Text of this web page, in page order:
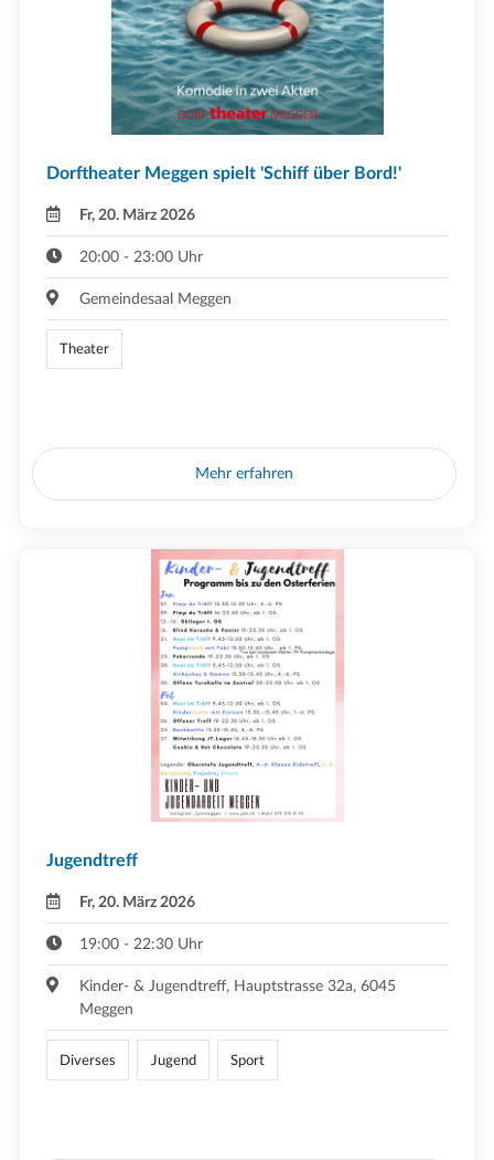
Dorftheater Meggen spielt 'Schiff über Bord!'
Fr, 20. März 2026
20:00 - 23:00 Uhr
Gemeindesaal Meggen
Theater
Mehr erfahren
Jugendtreff
Fr, 20. März 2026
19:00 - 22:30 Uhr
Kinder- & Jugendtreff, Hauptstrasse 32a, 6045
Meggen
Diverses Jugend Sport